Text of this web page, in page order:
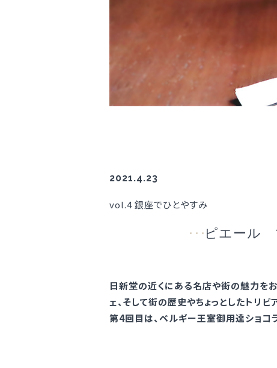
2021.4.23
vol.4 銀座でひとやすみ
ピエール
日新堂の近くにある名店や街の魅力を
ェ、そして街の歴史やちょっとしたトリ
第4回目は、ベルギー王室御用達ショコ